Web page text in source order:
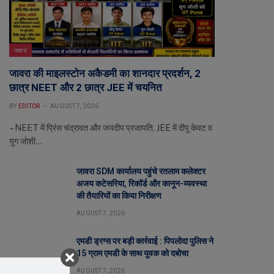
जावरा
जावरा की माइलस्टोन अकैडमी का शानदार प्रदर्शन, 2
छात्र NEET और 2 छात्र JEE में चयनित
BY EDITOR AUGUST 7, 2026
– NEET में प्रिंस चंद्रावत और जयदीप प्रजापति, JEE में दीपू केवट व
युग जोशी…
जावरा SDM कार्यालय पहुंचे रतलाम कलेक्टर
अजय कटेसरिया, रिकॉर्ड और कानून-व्यवस्था
की तैयारियों का किया निरीक्षण
AUGUST 7, 2026
एमडी ड्रग्स पर बड़ी कार्रवाई : पिपलोदा पुलिस ने
15 ग्राम एमडी के साथ युवक को दबोचा
AUGUST 7, 2026